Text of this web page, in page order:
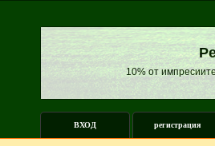
10% от
ВХОД регистрация